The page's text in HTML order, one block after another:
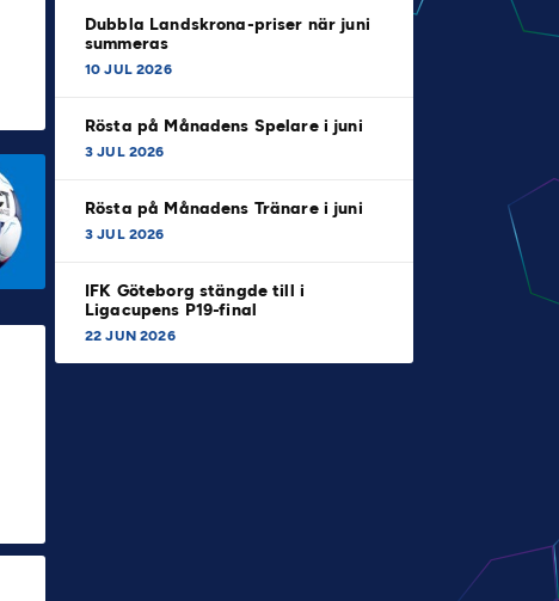
Dubbla Landskrona-priser när juni
summeras
10 JUL 2026
Rösta på Månadens Spelare i juni
3 JUL 2026
Rösta på Månadens Tränare i juni
3 JUL 2026
IFK Göteborg stängde till i
Ligacupens P19-final
22 JUN 2026